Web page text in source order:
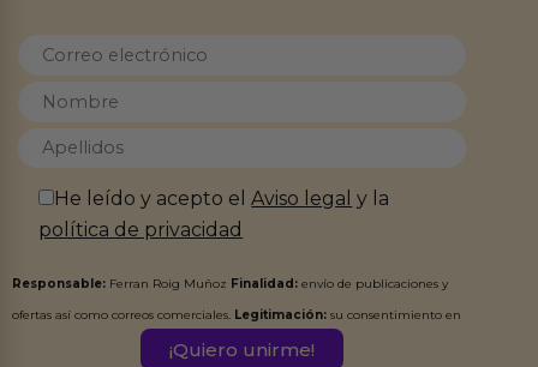
He leído y acepto elAviso legal y la
política de privacidad
Responsable: Ferran Roig Muñoz Finalidad: envío de publicaciones y
ofertas así como correos comerciales. Legitimación: su consentimiento en
Destinatarios:Ferran Roig Muñoz. Podrás ejercer tus